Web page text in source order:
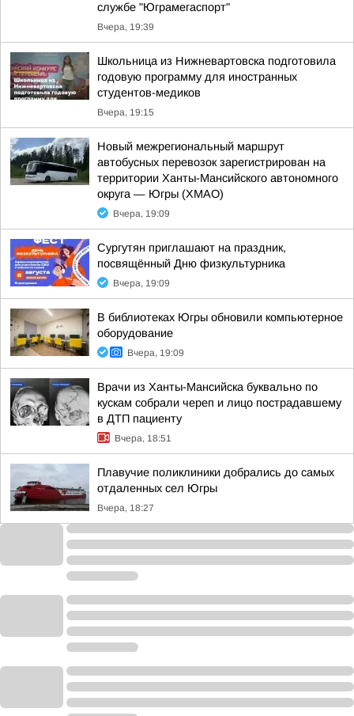
службе "Юграмегаспорт"
Вчера, 19:39
Школьница из Нижневартовска подготовила
годовую программу для иностранных
студентов-медиков
Вчера, 19:15
Новый межрегиональный маршрут
автобусных перевозок зарегистрирован на
территории Ханты-Мансийского автономного
округа — Югры (ХМАО)
Вчера, 19:09
Сургутян приглашают на праздник,
посвящённый Дню физкультурника
Вчера, 19:09
В библиотеках Югры обновили компьютерное
оборудование
Вчера, 19:09
Врачи из Ханты-Мансийска буквально по
кускам собрали череп и лицо пострадавшему
в ДТП пациенту
Вчера, 18:51
Плавучие поликлиники добрались до самых
отдаленных сел Югры
Вчера, 18:27